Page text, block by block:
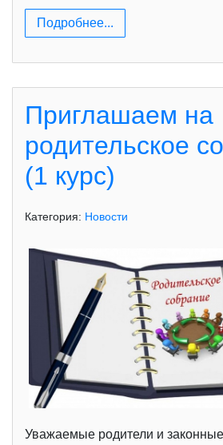
Подробнее...
Приглашаем на
родительское
(1 курс)
Категория: Новости
Уважаемые родители и